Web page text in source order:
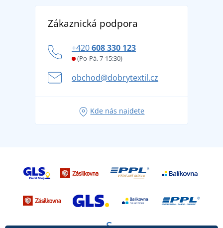
Vrácení zboží a reklamace
Potisk a výšivka
Věrnostní program BONTIS +
DobrýTextil pro firmy a organizace
tradicí od roku 1976
Letní dobrodružství začíná balením aneb připravte
se na dovolenou bez starostí
Tipy na svěží outfity pro pohodové léto
Zákaznická podpora
+420608 330 123
(Po-Pá, 7-15:30)
obchod@dobrytextil.cz
Kde nás najdete